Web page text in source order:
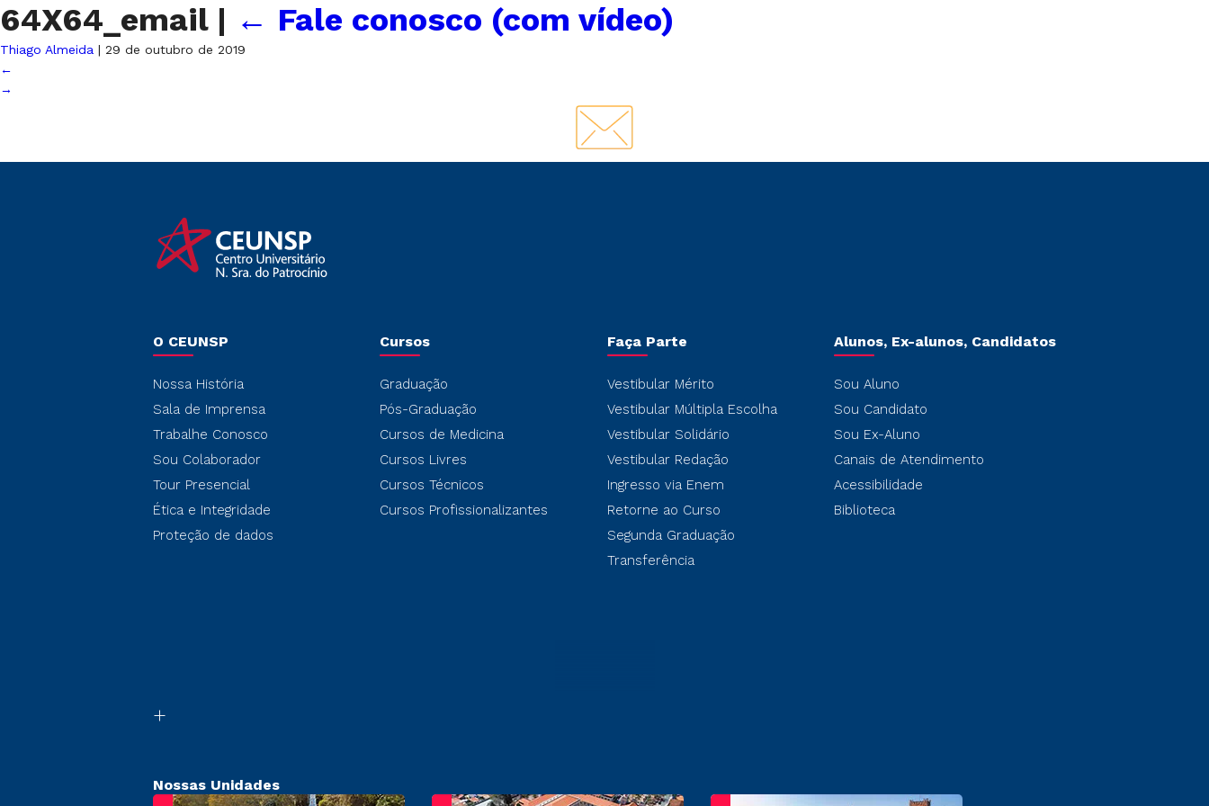
64X64_email | ← Fale conosco (com vídeo)
Thiago Almeida | 29 de outubro de 2019
←
→
O CEUNSP
Nossa História
Sala de Imprensa
Trabalhe Conosco
Sou Colaborador
Tour Presencial
Ética e Integridade
Proteção de dados
Cursos
Graduação
Pós-Graduação
Cursos de Medicina
Cursos Livres
Cursos Técnicos
Cursos Profissionalizantes
Faça Parte
Vestibular Mérito
Vestibular Múltipla Escolha
Vestibular Solidário
Vestibular Redação
Ingresso via Enem
Retorne ao Curso
Segunda Graduação
Transferência
Alunos, Ex-alunos, Candidatos
Sou Aluno
Sou Candidato
Sou Ex-Aluno
Canais de Atendimento
Acessibilidade
Biblioteca
Nossas Unidades